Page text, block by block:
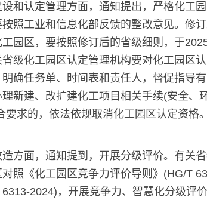
认定管理方面，通知提出，严格化工园
照工业和信息化部反馈的整改意见。修
园区，要按照修订后的省级细则，于
级化工园区认定管理机构要对化工园区
确任务单、时间表和责任人，督促指导
新建、改扩建化工项目相关手续(安全、
要求的，依法依规取消化工园区认定资格。
面，通知提到，开展分级评价。有关省
照《化工园区竞争力评价导则》(HG/T
2024)，开展竞争力、智慧化分级评